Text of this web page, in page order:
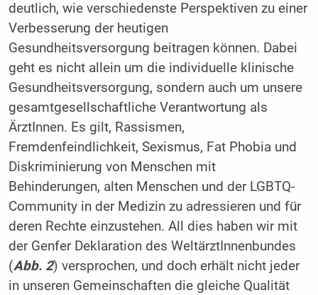
deutlich, wie verschiedenste Perspektiven zu einer
Verbesserung der heutigen
Gesundheitsversorgung beitragen können. Dabei
geht es nicht allein um die individuelle klinische
Gesundheitsversorgung, sondern auch um unsere
gesamtgesellschaftliche Verantwortung als
ÄrztInnen. Es gilt, Rassismen,
Fremdenfeindlichkeit, Sexismus, Fat Phobia und
Diskriminierung von Menschen mit
Behinderungen, alten Menschen und der LGBTQ-
Community in der Medizin zu adressieren und für
deren Rechte einzustehen. All dies haben wir mit
der Genfer Deklaration des WeltärztInnenbundes
(Abb. 2) versprochen, und doch erhält nicht jeder
in unseren Gemeinschaften die gleiche Qualität